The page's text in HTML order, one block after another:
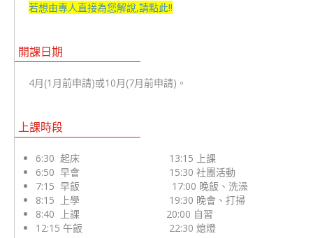
若想由專人直接為您解說,請點此!!
開課日期
4月(1月前申請)或10月(7月前申請)。
上課時段
6:30 起床 13:15 上課
6:50 早會 15:30 社團活動
7:15 早飯 17:00 晚飯、洗澡
8:15 上學 19:30 晚會、打掃
8:40 上課 20:00 自習
12:15 午飯 22:30 熄燈